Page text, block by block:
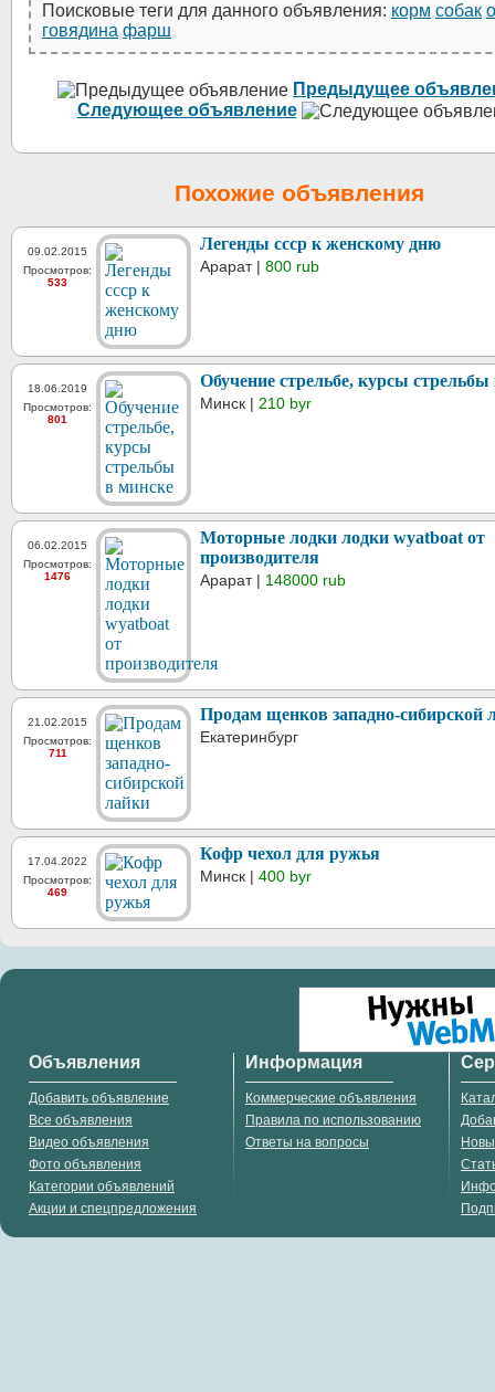
Поисковые теги для данного объявления: корм собак
говядина фарш
Предыдущее
Следующее объявление
Похожие объявления
09.02.2015
Просмотров:
533
Легенды ссср к женскому дню
Арарат | 800 rub
18.06.2019
Просмотров:
801
Обучение стрельбе, курсы
Минск | 210 byr
06.02.2015
Просмотров:
1476
Моторные лодки лодки wyatboat от
производителя
Арарат | 148000 rub
21.02.2015
Просмотров:
711
Продам щенков западно-сибирской
Екатеринбург
17.04.2022
Просмотров:
469
Кофр чехол для ружья
Минск | 400 byr
Объявления
Добавить объявление
Все объявления
Видео объявления
Фото объявления
Категории объявлений
Акции и спецпредложения
Информация
Коммерческие объявления
Правила по использованию
Ответы на вопросы